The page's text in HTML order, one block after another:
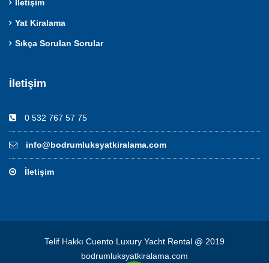
İletişim
Yat Kiralama
Sıkça Sorulan Sorular
İletişim
0 532 767 57 75
info@bodrumluksyatkiralama.com
İletişim
Telif Hakkı Cuento Luxury Yacht Rental @ 2019
bodrumluksyatkiralama.com